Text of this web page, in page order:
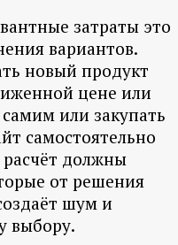
затраты это
вариантов.
новый продукт
цене или
самим или закупать
самостоятельно
должны
от решения
шум и
выбору.